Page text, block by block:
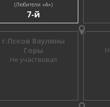
(Любители «A»)
7-й
г.Псков Ваулины
Горы
Не участвовал